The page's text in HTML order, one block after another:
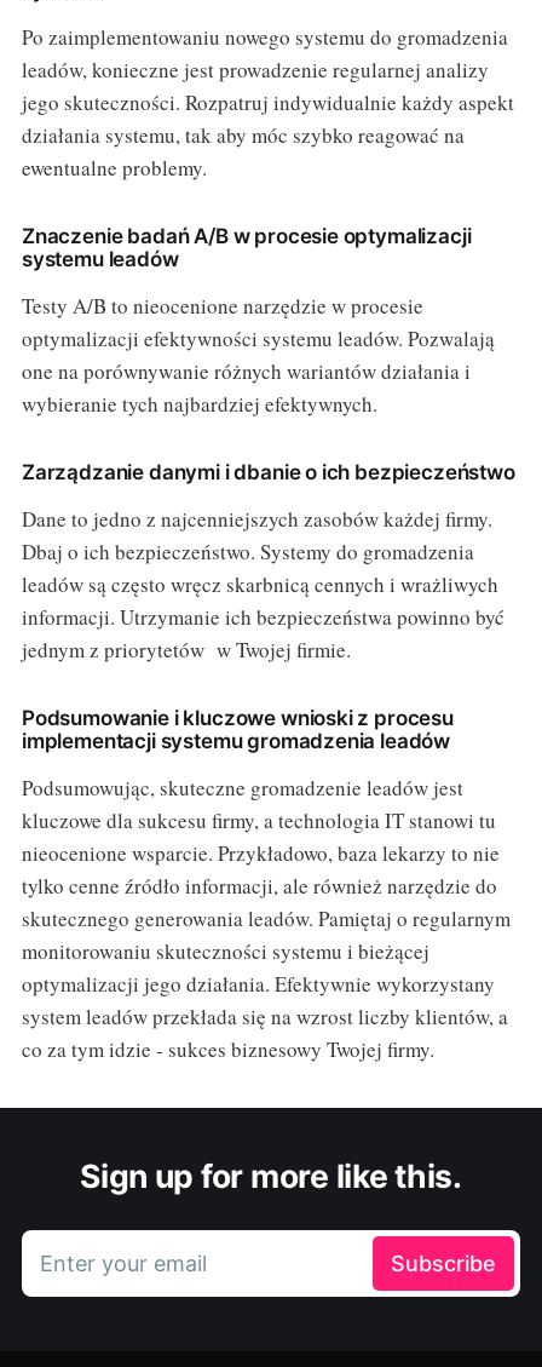
Po zaimplementowaniu nowego systemu do gromadzenia
leadów, konieczne jest prowadzenie regularnej analizy
jego skuteczności. Rozpatruj indywidualnie każdy aspekt
działania systemu, tak aby móc szybko reagować na
ewentualne problemy.
Znaczenie badań A/B w procesie optymalizacji
systemu leadów
Testy A/B to nieocenione narzędzie w procesie
optymalizacji efektywności systemu leadów. Pozwalają
one na porównywanie różnych wariantów działania i
wybieranie tych najbardziej efektywnych.
Zarządzanie danymi i dbanie o ich bezpieczeństwo
Dane to jedno z najcenniejszych zasobów każdej firmy.
Dbaj o ich bezpieczeństwo. Systemy do gromadzenia
leadów są często wręcz skarbnicą cennych i wrażliwych
informacji. Utrzymanie ich bezpieczeństwa powinno być
jednym z priorytetów w Twojej firmie.
Podsumowanie i kluczowe wnioski z procesu
implementacji systemu gromadzenia leadów
Podsumowując, skuteczne gromadzenie leadów jest
kluczowe dla sukcesu firmy, a technologia IT stanowi tu
nieocenione wsparcie. Przykładowo, baza lekarzy to nie
tylko cenne źródło informacji, ale również narzędzie do
skutecznego generowania leadów. Pamiętaj o regularnym
monitorowaniu skuteczności systemu i bieżącej
optymalizacji jego działania. Efektywnie wykorzystany
system leadów przekłada się na wzrost liczby klientów, a
co za tym idzie - sukces biznesowy Twojej firmy.
Sign up for more like this.
Enter your email Subscribe